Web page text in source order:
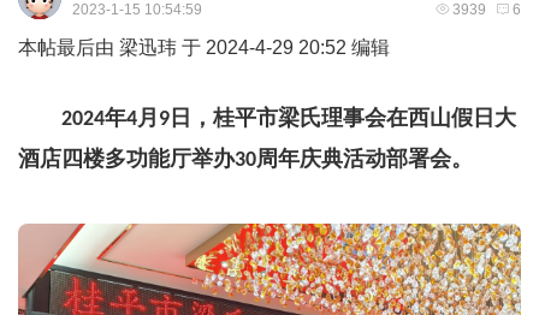
3939 6
2023-1-15 10:54:59
本帖最后由 梁迅玮 于 2024-4-29 20:52 编辑
2024年4月 9 日，桂平市梁氏理事会在西山假日大
酒店四楼多功能厅举办30周年庆典活动部署会。